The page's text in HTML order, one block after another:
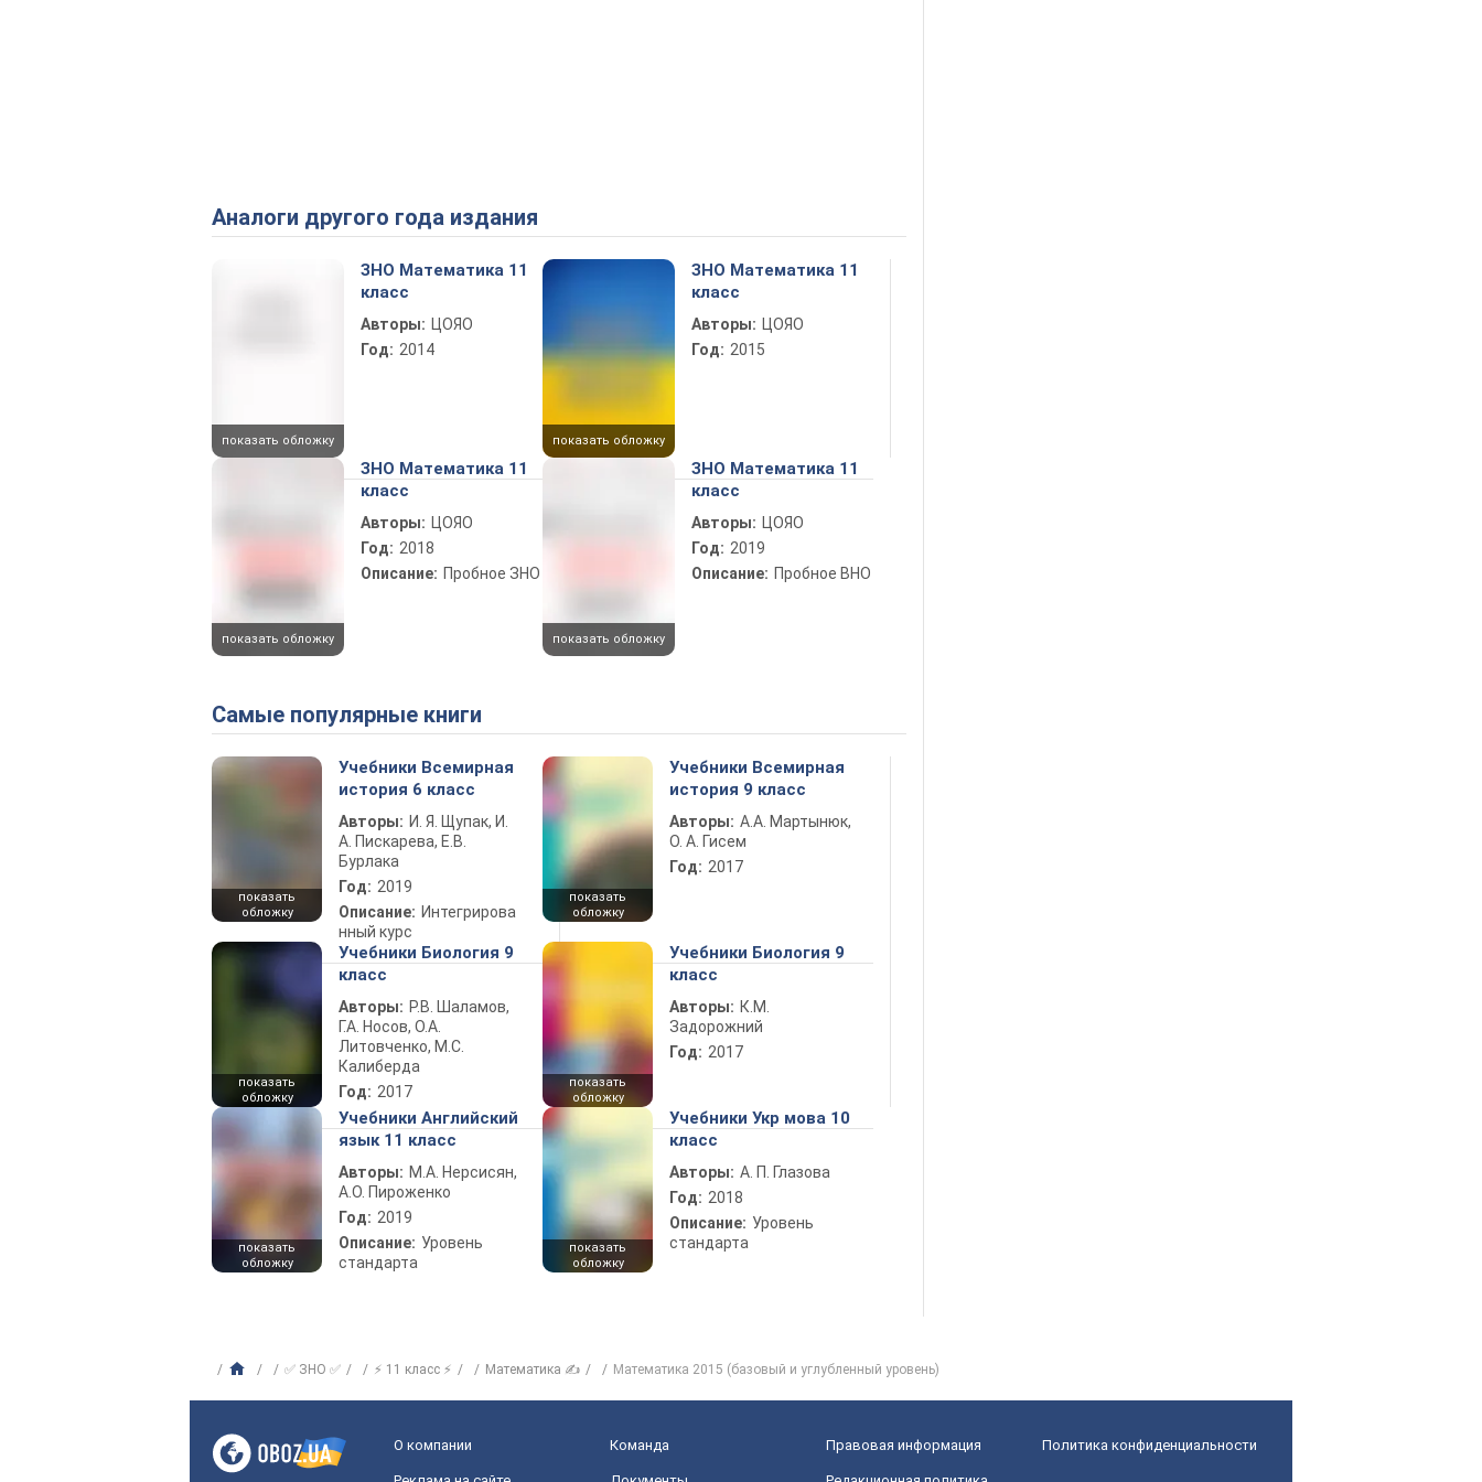
Аналоги другого года издания
показать обложку
ЗНО Математика 11
класс
Авторы: ЦОЯО
Год: 2014
показать обложку
ЗНО Математика 11
класс
Авторы: ЦОЯО
Год: 2015
показать обложку
ЗНО Математика 11
класс
Авторы: ЦОЯО
Год: 2018
Описание: Пробное ЗНО
показать обложку
ЗНО Математика 11
класс
Авторы: ЦОЯО
Год: 2019
Описание: Пробное ВНО
Самые популярные книги
показать
обложку
Учебники Всемирная
история 6 класс
Авторы: И. Я. Щупак, И.
А. Пискарева, Е.В.
Бурлака
Год: 2019
Описание: Интегрирова
нный курс
показать
обложку
Учебники Всемирная
история 9 класс
Авторы: А.А. Мартынюк,
О. А. Гисем
Год: 2017
показать
обложку
Учебники Биология 9
класс
Авторы: Р.В. Шаламов,
Г.А. Носов, О.А.
Литовченко, М.С.
Калиберда
Год: 2017
показать
обложку
Учебники Биология 9
класс
Авторы: К.М.
Задорожний
Год: 2017
показать
обложку
Учебники Английский
язык 11 класс
Авторы: М.А. Нерсисян,
А.О. Пироженко
Год: 2019
Описание: Уровень
стандарта
показать
обложку
Учебники Укр мова 10
класс
Авторы: А. П. Глазова
Год: 2018
Описание: Уровень
стандарта
✅ ЗНО ✅ ⚡ 11 класс ⚡ Математика ✍ Математика 2015 (базовый и углубленный уровень)
О компании Команда Правовая информация Политика конфиденциальности